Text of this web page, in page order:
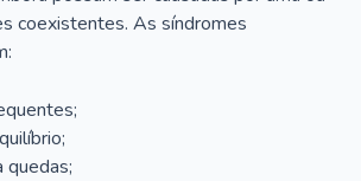
coexistentes. As síndromes
quedas;